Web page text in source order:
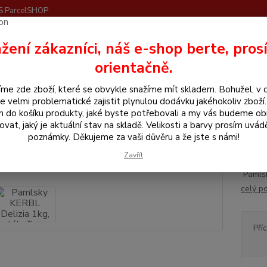
ParcelSHOP
Hledat
a krmiva pro koně Pamlsky a lizy Pamlsky KERBL Delizia
KERBL Delizia 1kg, lékořice
celý
zákazníci, náš e-shop berte,
orientačně.
zde zboží, které se obvykle snažíme mít skladem. Bohužel, v
velmi problematické zajistit plynulou dodávku jakéhokoliv
do košíku produkty, jaké byste potřebovali a my vás budeme
jaký je aktuální stav na skladě. Velikosti a barvy prosím
poznámky. Děkujeme za vaši důvěru a že jste s námi!
Zavřít